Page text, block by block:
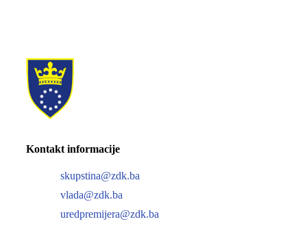
Kontakt informacije
skupstina@zdk.ba
vlada@zdk.ba
uredpremijera@zdk.ba